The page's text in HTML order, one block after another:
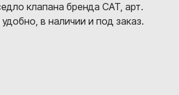
клапана бренда CAT, арт.
в наличии и под заказ.